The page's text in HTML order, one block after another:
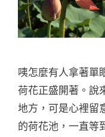
咦怎麼有人拿著單
荷花正盛開著。說
地方，可是心裡留
的荷花池，一直等